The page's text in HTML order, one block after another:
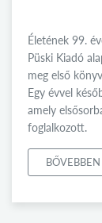
Életének 99.
Püski Kiadó
meg első
Egy évvel
amely
foglalkozott.
BŐVEBBEN